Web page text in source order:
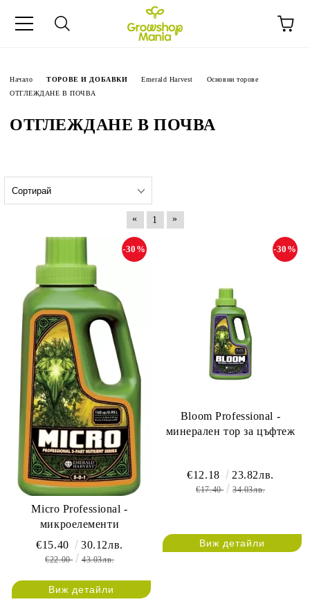
Начало ТОРОВЕ И ДОБАВКИ Emerald Harvest
Основни торове
ОТГЛЕЖДАНЕ В ПОЧВА
ОТГЛЕЖДАНЕ В ПОЧВА
« 1 »
Micro Professional -
микроелементи
-30%
€15.40 30.12лв.
€22.00 43.03лв.
Виж детайли
Bloom Professional -
минерален тор за цъфтеж
-30%
€12.18 23.82лв.
€17.40 34.03лв.
Виж детайли